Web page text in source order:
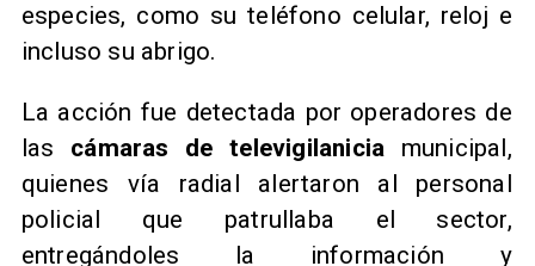
especies, como su teléfono celular, reloj e
incluso su abrigo.
La acción fue detectada por operadores de
las cámaras de televigilanicia municipal,
quienes vía radial alertaron al personal
policial que patrullaba el sector,
entregándoles la información y